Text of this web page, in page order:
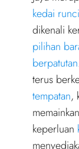
t
e
r
)
kedai
dikenali
pilihan
berpatutan
terus
tempatan,
keperluan